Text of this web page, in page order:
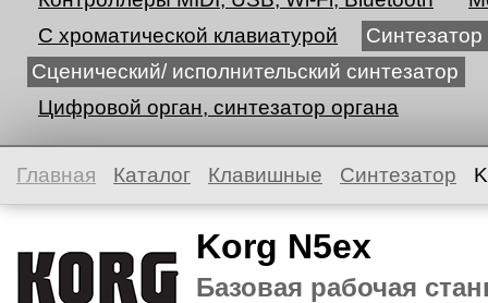
С хроматической клавиатурой
Синтезатор
Сценический/ исполнительский синтезатор
Цифровой орган, синтезатор органа
Главная Каталог Клавишные Синтезатор
Korg N5ex
Базовая рабочая